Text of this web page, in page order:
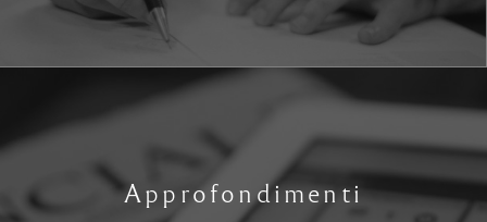
Approfondimenti